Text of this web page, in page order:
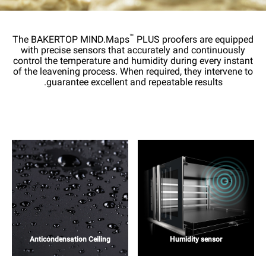
The BAKERTOP MIND.Maps™ PLUS proofers are equipped
with precise sensors that accurately and continuously
control the temperature and humidity during every instant
of the leavening process. When required, they intervene to
guarantee excellent and repeatable results.
Humidity sensor
Anticondensation Ceiling